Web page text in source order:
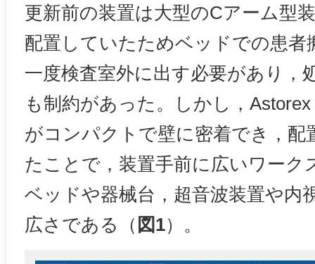
更新前の装置は大型のCアーム型
配置していたためベッドでの患者
一度検査室外に出す必要があり，
も制約があった。しかし，
がコンパクトで壁に密着でき，配
たことで，装置手前に広いワーク
ベッドや器械台，超音波装置や内
広さである（ 図1）。